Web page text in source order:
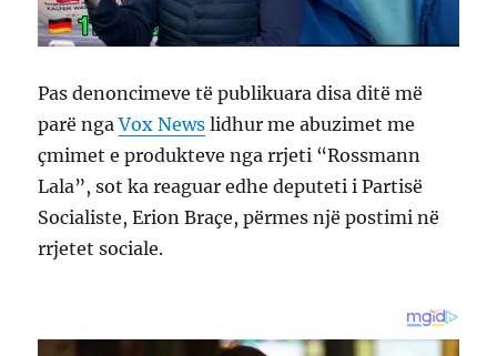
Pas denoncimeve të publikuara disa ditë më
parë ngaVox News lidhur me abuzimet me
çmimet e produkteve nga rrjeti “Rossmann
Lala”, sot ka reaguar edhe deputeti i Partisë
Socialiste, Erion Braçe, përmes një postimi në
rrjetet sociale.